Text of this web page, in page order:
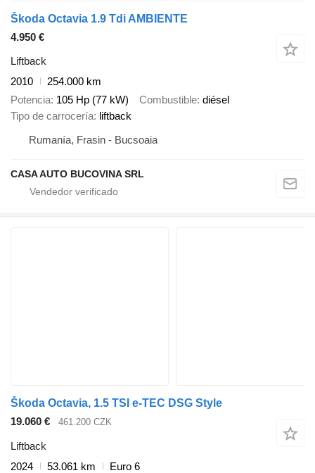
Škoda Octavia 1.9 Tdi AMBIENTE
4.950 €
Liftback
2010
254.000 km
Potencia 105 Hp (77 kW) Combustible diésel
Tipo de carrocería liftback
Rumanía, Frasin - Bucsoaia
CASA AUTO BUCOVINA SRL
Škoda Octavia, 1.5 TSI e-TEC DSG Style
19.060 €
461.200 CZK
Liftback
2024
53.061 km
Euro 6